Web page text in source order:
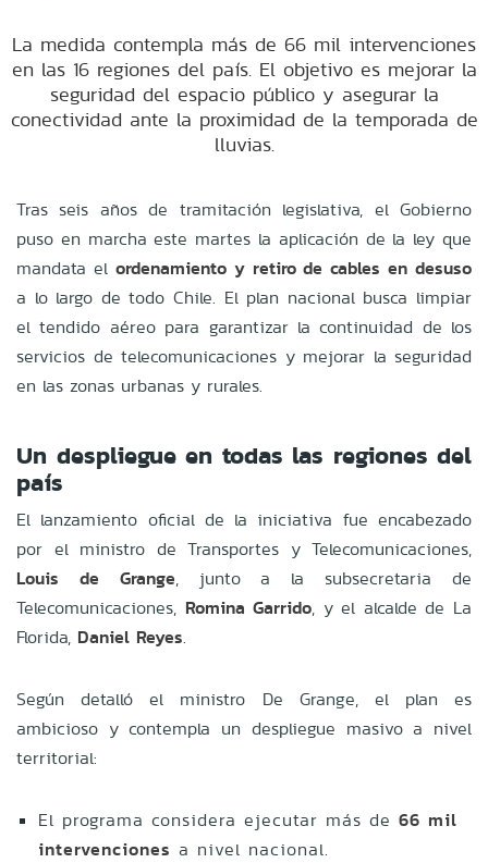
La medida contempla más de 66 mil intervenciones
en las 16 regiones del país. El objetivo es mejorar la
seguridad del espacio público y asegurar la
conectividad ante la proximidad de la temporada de
lluvias.
Tras seis años de tramitación legislativa, el Gobierno
puso en marcha este martes la aplicación de la ley que
mandata el ordenamiento y retiro de cables en desuso
a lo largo de todo Chile. El plan nacional busca limpiar
el tendido aéreo para garantizar la continuidad de los
servicios de telecomunicaciones y mejorar la seguridad
en las zonas urbanas y rurales.
Un despliegue en todas las regiones del
país
El lanzamiento oficial de la iniciativa fue encabezado
por el ministro de Transportes y Telecomunicaciones,
Louis de Grange, junto a la subsecretaria de
Telecomunicaciones, Romina Garrido, y el alcalde de La
Florida, Daniel Reyes.
Según detalló el ministro De Grange, el plan es
ambicioso y contempla un despliegue masivo a nivel
territorial:
El programa considera ejecutar más de 66 mil
intervenciones a nivel nacional.